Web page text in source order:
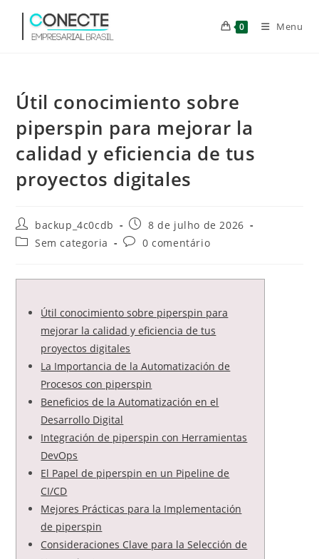
0 Menu
Útil conocimiento sobre
piperspin para mejorar la
calidad y eficiencia de tus
proyectos digitales
Autor
do
post:
backup_4c0cdb
Post
publicado:
8 de julho de 2026
Categoria
Sem categoria
Comentários
0 comentário
Útil conocimiento sobre piperspin para
mejorar la calidad y eficiencia de tus
proyectos digitales
La Importancia de la Automatización de
Procesos con piperspin
Beneficios de la Automatización en el
Desarrollo Digital
Integración de piperspin con Herramientas
DevOps
El Papel de piperspin en un Pipeline de
CI/CD
Mejores Prácticas para la Implementación
de piperspin
Consideraciones Clave para la Selección de